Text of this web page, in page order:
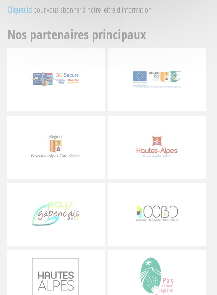
Cliquez ici pour vous abonner à notre lettre d'information
Nos partenaires principaux